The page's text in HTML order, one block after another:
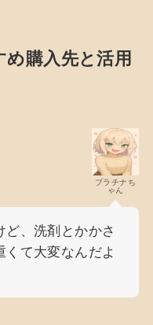
購入先と活用
プラチナち
ゃん
、洗剤とかかさ
て大変なんだよ